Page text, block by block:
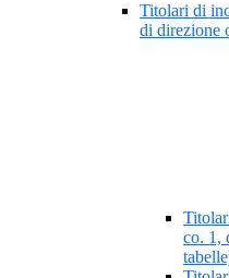
Titolari di
di direzione
co. 1,